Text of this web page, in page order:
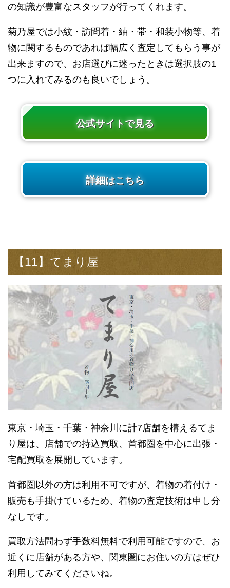
の知識が豊富なスタッフが行ってくれます。
菊乃屋では小紋・訪問着・紬・帯・和装小物等、着
物に関するものであれば幅広く査定してもらう事が
出来ますので、お店選びに迷ったときは選択肢の1
つに入れてみるのも良いでしょう。
公式サイトで見る
詳細はこちら
【11】てまり屋
東京・埼玉・千葉・神奈川に計7店舗を構えるてま
り屋は、店舗での持込買取、首都圏を中心に出張・
宅配買取を展開しています。
首都圏以外の方は利用不可ですが、着物の着付け・
販売も手掛けているため、着物の査定技術は申し分
なしです。
買取方法問わず手数料無料で利用可能ですので、お
近くに店舗がある方や、関東圏にお住いの方はぜひ
利用してみてくださいね。